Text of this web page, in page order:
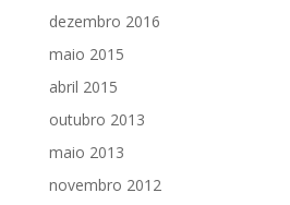
dezembro 2016
maio 2015
abril 2015
outubro 2013
maio 2013
novembro 2012